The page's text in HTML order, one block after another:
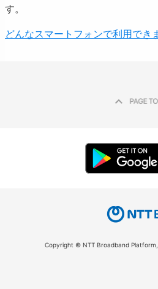
す。
どんなスマートフォンで利用でき
Copyright © NTT Broadband Platform,